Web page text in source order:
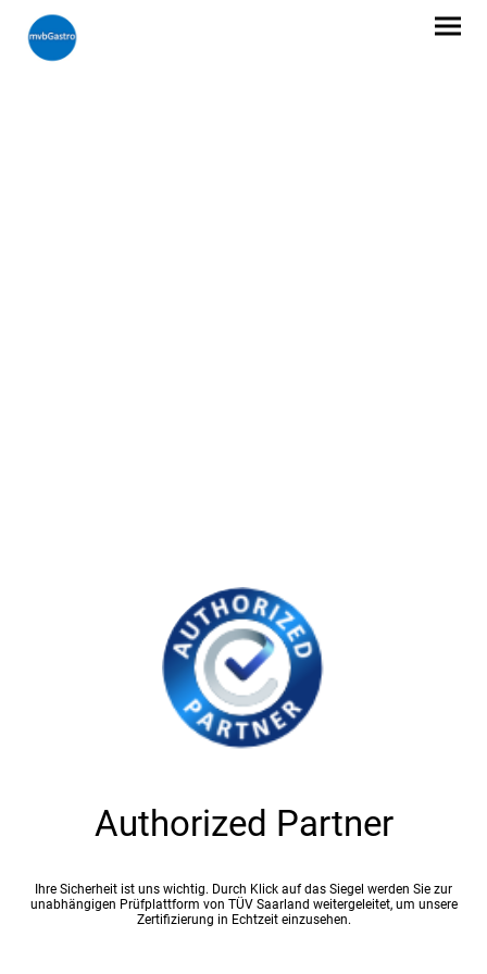
Authorized Partner
Ihre Sicherheit ist uns wichtig. Durch Klick auf das Siegel werden Sie zur
unabhängigen Prüfplattform von TÜV Saarland weitergeleitet, um unsere
Zertifizierung in Echtzeit einzusehen.